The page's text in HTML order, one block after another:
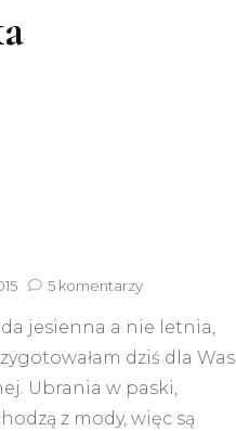
5 komentarzydo
tunic
jesienna a nie letnia,
dziś dla Was
Ubrania w paski,
z mody, więc są